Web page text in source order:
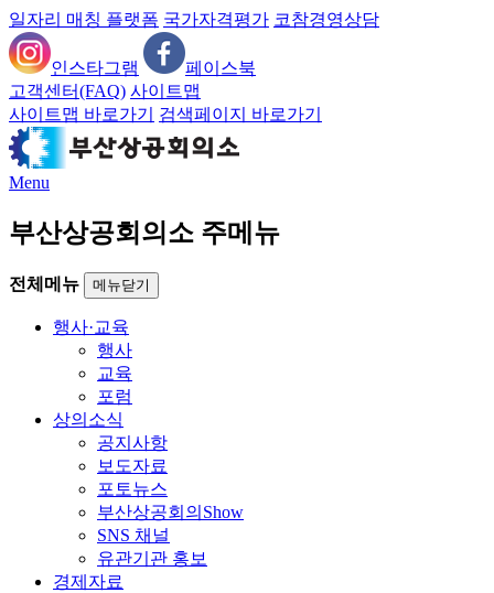
일자리 매칭 플랫폼 국가자격평가 코참경영상담
인스타그램
페이스북
고객센터(FAQ) 사이트맵
사이트맵 바로가기
검색페이지 바로가기
Menu
부산상공회의소 주메뉴
전체메뉴 메뉴닫기
행사·교육
행사
교육
포럼
상의소식
공지사항
보도자료
포토뉴스
부산상공회의Show
SNS 채널
유관기관 홍보
경제자료